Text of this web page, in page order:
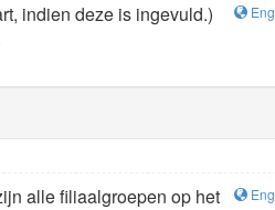
indien deze is ingevuld.)
alle filiaalgroepen op het